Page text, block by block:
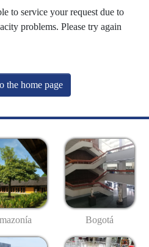
to service your request due to
problems. Please try again
the home page
Bogotá